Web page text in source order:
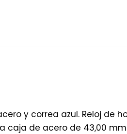
y correa azul. Reloj de
caja de acero de 43,00